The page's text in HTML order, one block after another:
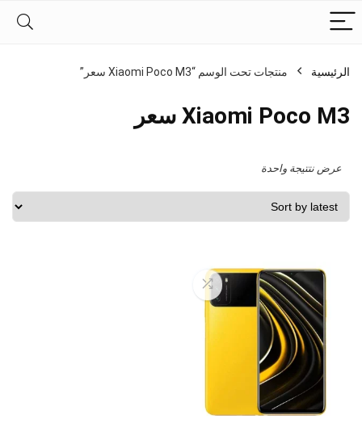
الرئيسية منتجات تحت الوسم “Xiaomi Poco M3 سعر”
Xiaomi Poco M3 سعر
عرض نتتيجة واحدة